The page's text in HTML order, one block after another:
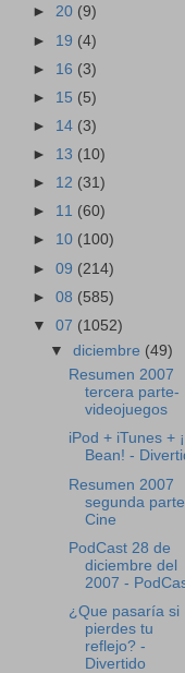
► 20 (9)
► 19 (4)
► 16 (3)
► 15 (5)
► 14 (3)
► 13 (10)
► 12 (31)
► 11 (60)
► 10 (100)
► 09 (214)
► 08 (585)
▼ 07 (1052)
▼diciembre (49)
Resumen 2007
tercera parte-
videojuegos
iPod + iTunes +
Bean! -
Resumen 2007
segunda
Cine
PodCast 28 de
diciembre del
2007 -
¿Que pasaría si
pierdes tu
reflejo? -
Divertido